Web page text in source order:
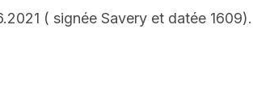
( signée Savery et datée 1609).